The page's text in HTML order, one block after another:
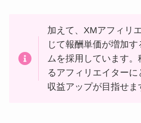
加えて、XMアフィリ
じて報酬単価が増加
ムを採用しています。
るアフィリエイターに
収益アップが目指せま